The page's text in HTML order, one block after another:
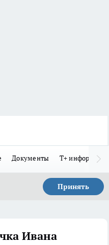
Документы Т+
Принять
Ивана